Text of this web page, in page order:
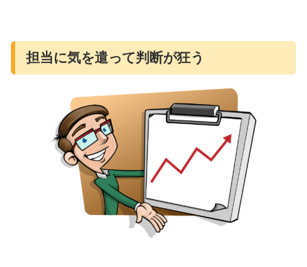
担当に気を遣って判断が狂う